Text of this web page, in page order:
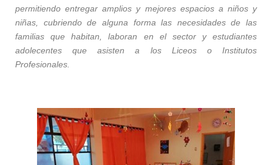
permitiendo entregar amplios y mejores espacios a niños y
niñas, cubriendo de alguna forma las necesidades de las
familias que habitan, laboran en el sector y estudiantes
adolecentes que asisten a los Liceos o Institutos
Profesionales.